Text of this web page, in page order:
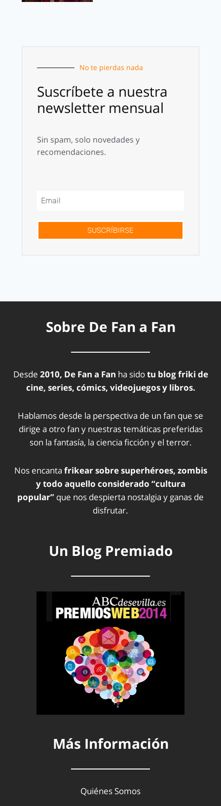
No te pierdas nada
Suscríbete a nuestra
newsletter mensual
Sin spam, solo novedades y
recomendaciones.
SUSCRÍBIRSE
Sobre De Fan a Fan
Desde 2010, De Fan a Fan ha sidotu blog friki de
cine, series, cómics, videojuegos y libros.
Hablamos desde la perspectiva de un fan que se
dirige a otro fan y nuestras temáticas preferidas
son la fantasía, la ciencia ficción y el terror.
Nos encanta frikear sobre superhéroes, zombis
y todo aquello considerado “cultura
popular” que nos despierta nostalgia y ganas de
disfrutar.
Un Blog Premiado
Más Información
Quiénes Somos